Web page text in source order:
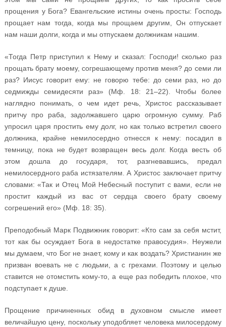
прощения у Бога? Евангельские истины очень просты: Господь
прощает нам тогда, когда мы прощаем другим, Он отпускает
нам наши долги, когда и мы отпускаем должникам нашим.
«Тогда Петр приступил к Нему и сказал: Господи! сколько раз
прощать брату моему, согрешающему против меня? до семи ли
раз? Иисус говорит ему: не говорю тебе: до семи раз, но до
седмижды семидесяти раз» (Мф. 18: 21–22). Чтобы более
наглядно понимать, о чем идет речь, Христос рассказывает
притчу про раба, задолжавшего царю огромную сумму. Раб
упросил царя простить ему долг, но как только встретил своего
должника, крайне немилосердно отнесся к нему: посадил в
темницу, пока не будет возвращен весь долг. Когда весть об
этом дошла до государя, тот, разгневавшись, предал
немилосердного раба истязателям. А Христос заключает притчу
словами: «Так и Отец Мой Небесный поступит с вами, если не
простит каждый из вас от сердца своего брату своему
согрешений его» (Мф. 18: 35).
Преподобный Марк Подвижник говорит: «Кто сам за себя мстит,
тот как бы осуждает Бога в недостатке правосудия». Неужели
мы думаем, что Бог не знает, кому и как воздать? Христианин же
призван воевать не с людьми, а с грехами. Поэтому и целью
ставится не отомстить кому-то, а еще раз победить плохое, что
подступает к душе.
Прощение причиненных обид в духовном смысле имеет
величайшую цену, поскольку уподобляет человека милосердому